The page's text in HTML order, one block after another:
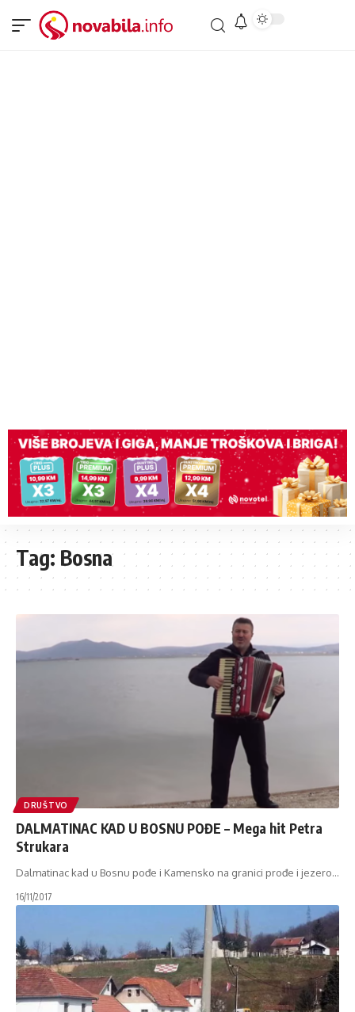
Tag: Bosna
DRUŠTVO
DALMATINAC KAD U BOSNU POĐE – Mega hit Petra
Strukara
Dalmatinac kad u Bosnu pođe i Kamensko na granici prođe i jezero…
16/11/2017